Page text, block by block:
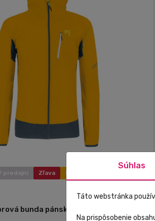
predajni Zľava Novinka
bunda pánska Karpos Lot Evo
Súhlas
Táto webstránka
Na prispôsobenie